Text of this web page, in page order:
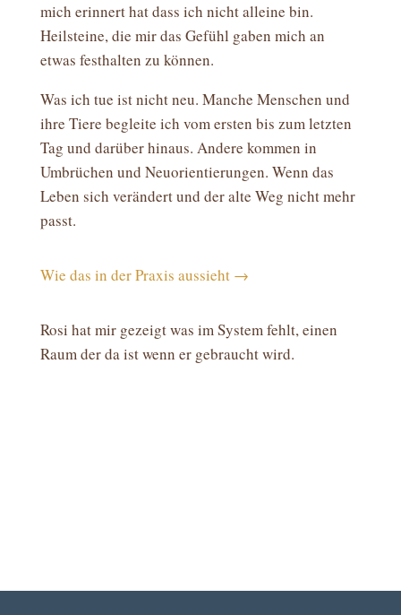
mich erinnert hat dass ich nicht alleine bin.
Heilsteine, die mir das Gefühl gaben mich an
etwas festhalten zu können.
Was ich tue ist nicht neu. Manche Menschen und
ihre Tiere begleite ich vom ersten bis zum letzten
Tag und darüber hinaus. Andere kommen in
Umbrüchen und Neuorientierungen. Wenn das
Leben sich verändert und der alte Weg nicht mehr
passt.
Wie das in der Praxis aussieht →
Rosi hat mir gezeigt was im System fehlt, einen
Raum der da ist wenn er gebraucht wird.